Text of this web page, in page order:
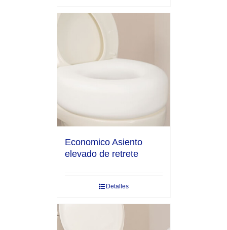
Economico Asiento
elevado de retrete
Detalles